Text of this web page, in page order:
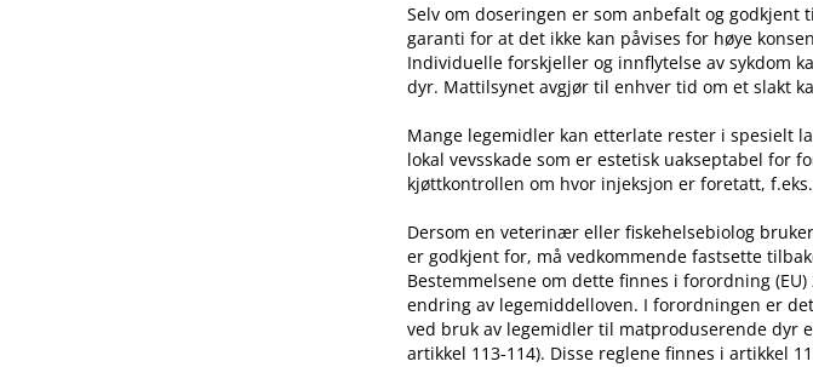
Selv om doseringen er som anbefalt og
garanti for at det ikke kan påvises for høye
Individuelle forskjeller og innflytelse av sykdom
dyr. Mattilsynet avgjør til enhver tid om et slakt
Mange legemidler kan etterlate rester i spesielt
lokal vevsskade som er estetisk uakseptabel for
kjøttkontrollen om hvor injeksjon er foretatt,
Dersom en veterinær eller fiskehelsebiolog
er godkjent for, må vedkommende fastsette
Bestemmelsene om dette finnes i forordning
endring av legemiddelloven. I forordningen er
ved bruk av legemidler til matproduserende dyr
artikkel 113-114). Disse reglene finnes i artikkel